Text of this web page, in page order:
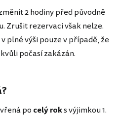
2 hodiny před původně
Zrušit rezervaci však nelze.
plné výši pouze v případě, že
počasí zakázán.
po celý roks výjimkou 1.